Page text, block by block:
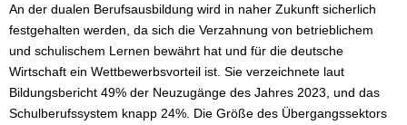
An der dualen Berufsausbildung wird in naher Zukunft sicherlich
festgehalten werden, da sich die Verzahnung von betrieblichem
und schulischem Lernen bewährt hat und für die deutsche
Wirtschaft ein Wettbewerbsvorteil ist. Sie verzeichnete laut
Bildungsbericht 49% der Neuzugänge des Jahres 2023, und das
Schulberufssystem knapp 24%. Die Größe des Übergangssektors